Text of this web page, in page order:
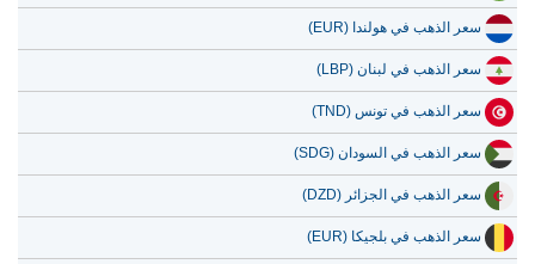
سعر الذهب في هولندا (EUR)
سعر الذهب في لبنان (LBP)
سعر الذهب في تونس (TND)
سعر الذهب في السودان (SDG)
سعر الذهب في الجزائر (DZD)
سعر الذهب في بلجيكا (EUR)